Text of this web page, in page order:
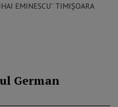
EMINESCU” TIMIȘOARA
German